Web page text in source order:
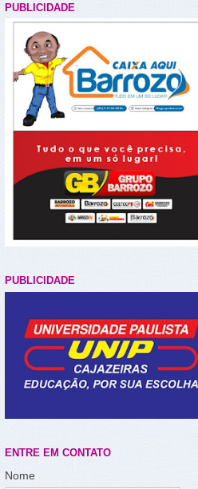
PUBLICIDADE
PUBLICIDADE
ENTRE EM CONTATO
Nome